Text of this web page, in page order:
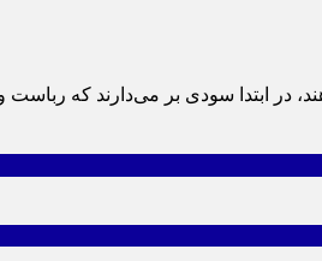
در ابتدا سودی بر می‌دارند که